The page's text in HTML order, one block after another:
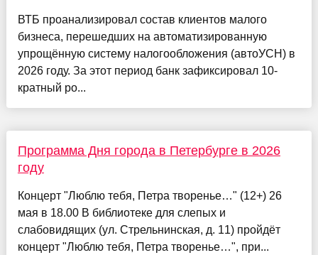
ВТБ проанализировал состав клиентов малого
бизнеса, перешедших на автоматизированную
упрощённую систему налогообложения (автоУСН) в
2026 году. За этот период банк зафиксировал 10-
кратный ро...
Программа Дня города в Петербурге в 2026
году
Концерт "Люблю тебя, Петра творенье…" (12+) 26
мая в 18.00 В библиотеке для слепых и
слабовидящих (ул. Стрельнинская, д. 11) пройдёт
концерт "Люблю тебя, Петра творенье…", при...